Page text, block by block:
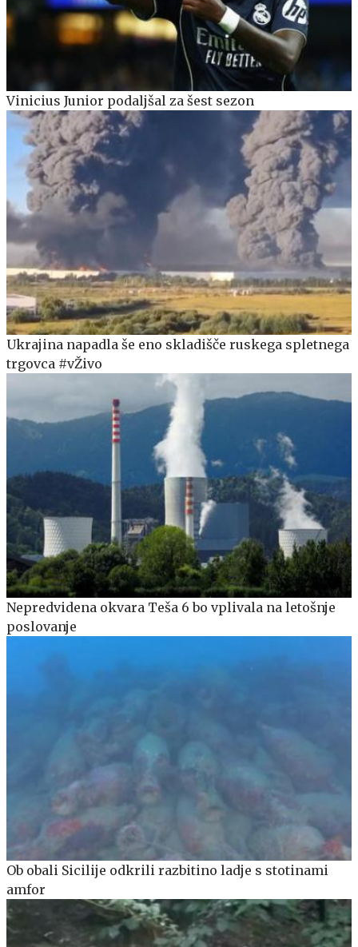
Vinicius Junior podaljšal za šest sezon
Ukrajina napadla še eno skladišče ruskega spletnega
trgovca #vŽivo
Nepredvidena okvara Teša 6 bo vplivala na letošnje
poslovanje
Ob obali Sicilije odkrili razbitino ladje s stotinami
amfor